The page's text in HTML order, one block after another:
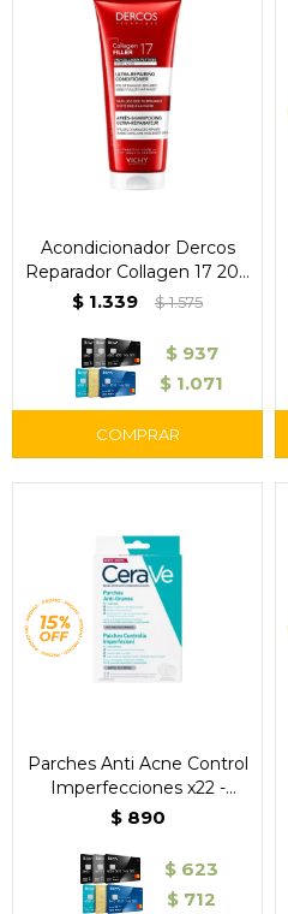
Acondicionador Dercos
Reparador Collagen 17 200
ml - Vichy
$ 1.339 $1.575
$ 937
$ 1.071
Parches Anti Acne Control
Imperfecciones x22 -
CeraVe Acne Control
$ 890
$ 623
$ 712